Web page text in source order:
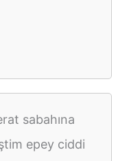
sabahına
epey ciddi